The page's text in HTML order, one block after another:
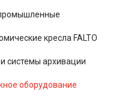
кресла FALTO
системы архивации
оборудование